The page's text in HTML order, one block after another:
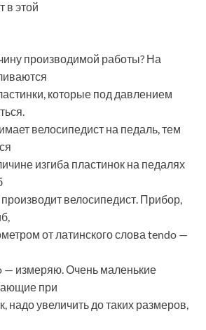
в этой
производимой работы? На
которые под давлением
велосипедист на педаль, тем
изгиба пластинок на педалях
велосипедист. Прибор,
от латинского слова tendo —
— измеряю. Очень маленькие
при
надо увеличить до таких размеров,